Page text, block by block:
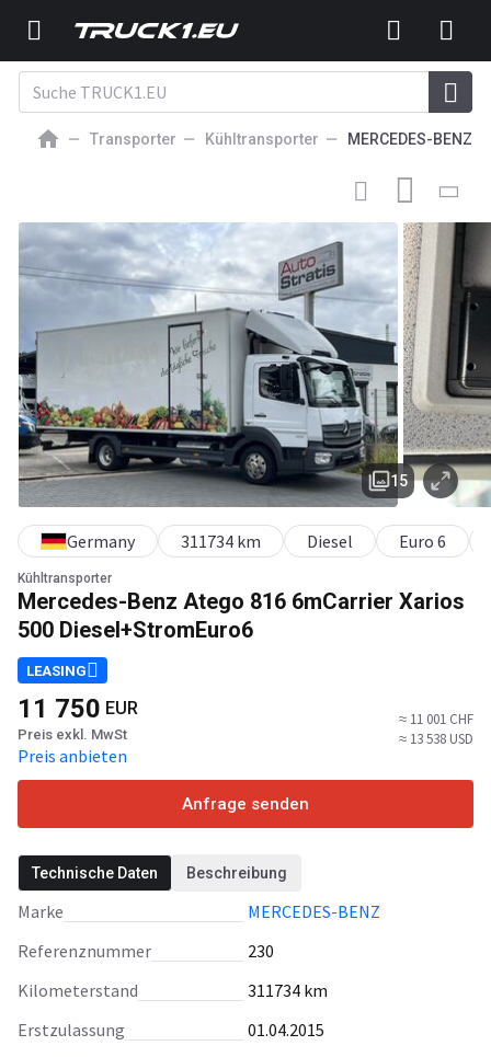
Transporter Kühltransporter MERCEDES-BENZ
Mercedes-Benz Atego 816 6mCarrier
Kühltransporter
Mercedes-Benz Atego 816 6mCarrier Xarios
500 Diesel+StromEuro6
15
Germany 311734 km Diesel Euro 6
LEASING
11 750 EUR
Preis exkl. MwSt
Preis anbieten
≈ 11 001 CHF
≈ 13 538 USD
Anfrage senden
Technische Daten Beschreibung
Marke
MERCEDES-BENZ
Referenznummer
230
Kilometerstand
311734 km
Erstzulassung
01.04.2015